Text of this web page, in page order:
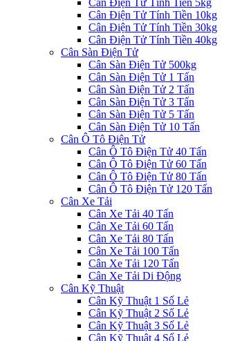
Cân Điện Tử Tính Tiền 5kg
Cân Điện Tử Tính Tiền 10kg
Cân Điện Tử Tính Tiền 30kg
Cân Điện Tử Tính Tiền 40kg
Cân Sàn Điện Tử
Cân Sàn Điện Tử 500kg
Cân Sàn Điện Tử 1 Tấn
Cân Sàn Điện Tử 2 Tấn
Cân Sàn Điện Tử 3 Tấn
Cân Sàn Điện Tử 5 Tấn
Cân Sàn Điện Tử 10 Tấn
Cân Ô Tô Điện Tử
Cân Ô Tô Điện Tử 40 Tấn
Cân Ô Tô Điện Tử 60 Tấn
Cân Ô Tô Điện Tử 80 Tấn
Cân Ô Tô Điện Tử 120 Tấn
Cân Xe Tải
Cân Xe Tải 40 Tấn
Cân Xe Tải 60 Tấn
Cân Xe Tải 80 Tấn
Cân Xe Tải 100 Tấn
Cân Xe Tải 120 Tấn
Cân Xe Tải Di Động
Cân Kỹ Thuật
Cân Kỹ Thuật 1 Số Lẻ
Cân Kỹ Thuật 2 Số Lẻ
Cân Kỹ Thuật 3 Số Lẻ
Cân Kỹ Thuật 4 Số Lẻ